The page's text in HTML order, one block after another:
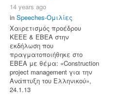
14 years ago
in Speeches-Ομιλίες
Χαιρετισμός προέδρου
ΚΕΕΕ & EBEA στην
εκδήλωση που
πραγματοποιήθηκε στο
ΕΒΕΑ με θέμα: «Construction
project management για την
Ανάπτυξη του Ελληνικού»,
24.1.13